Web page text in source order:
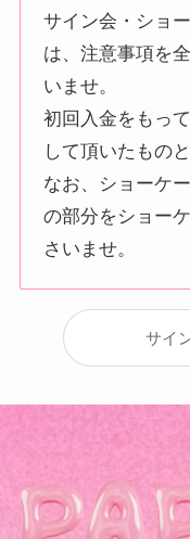
サイン会・ショ
は、注意事項を
いませ。
初回入金をもっ
して頂いたもの
なお、ショーケ
の部分をショー
さいませ。
サイ